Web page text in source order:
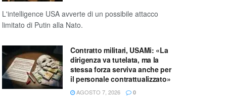
L'intelligence USA avverte di un possibile attacco
limitato di Putin alla Nato.
Contratto militari, USAMi: «La
dirigenza va tutelata, ma la
stessa forza serviva anche per
il personale contrattualizzato»
AGOSTO 7, 2026 0